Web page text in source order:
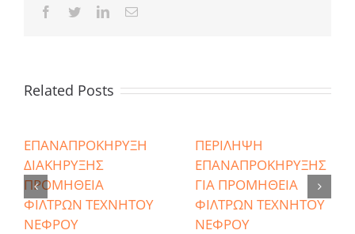
Facebook
TwitterLinkedInEmail
Related Posts
ΕΠΑΝΑΠΡΟΚΗΡΥΞΗ
ΔΙΑΚΗΡΥΞΗΣ
ΠΡΟΜΗΘΕΙΑ
ΦΙΛΤΡΩΝ ΤΕΧΝΗΤΟΥ
ΝΕΦΡΟΥ
ΠΕΡΙΛΗΨΗ
ΕΠΑΝΑΠΡΟΚΗΡΥΞΗΣ
ΓΙΑ ΠΡΟΜΗΘΕΙΑ
ΦΙΛΤΡΩΝ ΤΕΧΝΗΤΟΥ
ΝΕΦΡΟΥ